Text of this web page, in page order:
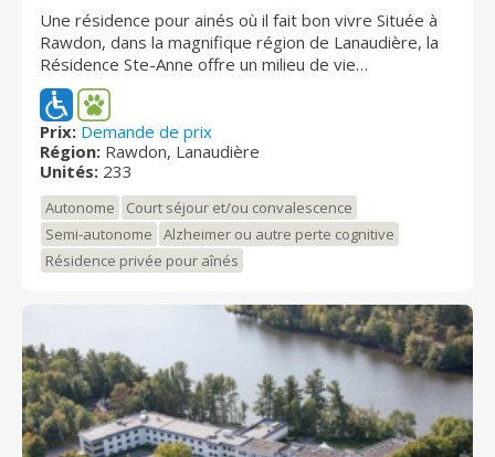
Une résidence pour ainés où il fait bon vivre Située à
Rawdon, dans la magnifique région de Lanaudière, la
Résidence Ste-Anne offre un milieu de vie
exceptionnel aux personnes âgées autonomes et
semi-autonomes. Des unités attrayantes et
fonctionnelles en passant par les aires communes et
les nombreuses commodités sur place, tout est
aménagé pour maximiser la sécurité et
l’épanouissement de nos résidents. Notre personnel
qualifié, attentionné et souriant s’assure que chaque
personne puisse évoluer en harmonie, quels que
soient son âge, sa condition et ses intérêts. Avancer
et de s’épanouir. Voilà pourquoi nous faisons du
bonheur de chacun et chacune la priorité de notre
résidence privée pour personnes âgées à Rawdon.
Prix: Demande de prix
Région: Rawdon, Lanaudière
Unités: 233
Autonome
Court séjour et/ou convalescence
Semi-autonome
Alzheimer ou autre perte cognitive
Résidence privée pour aînés